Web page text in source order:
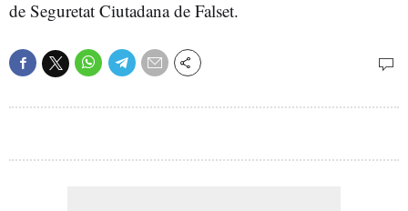
de Seguretat Ciutadana de Falset.